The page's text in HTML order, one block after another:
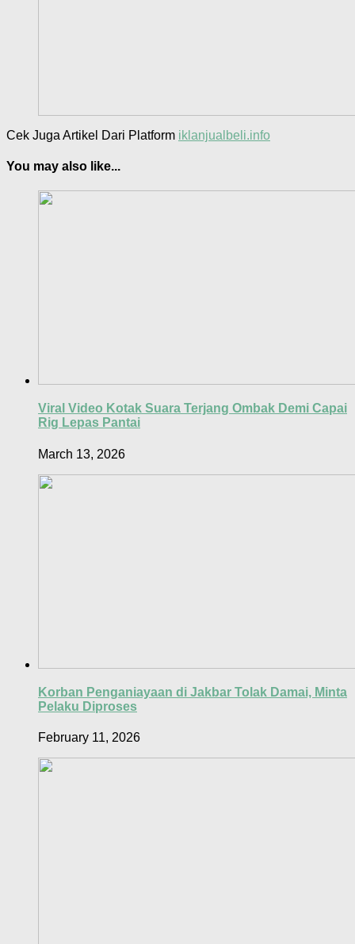
Cek Juga Artikel Dari Platform iklanjualbeli.info
You may also like...
Viral Video Kotak Suara Terjang Ombak Demi Capai
Rig Lepas Pantai
March 13, 2026
Korban Penganiayaan di Jakbar Tolak Damai, Minta
Pelaku Diproses
February 11, 2026